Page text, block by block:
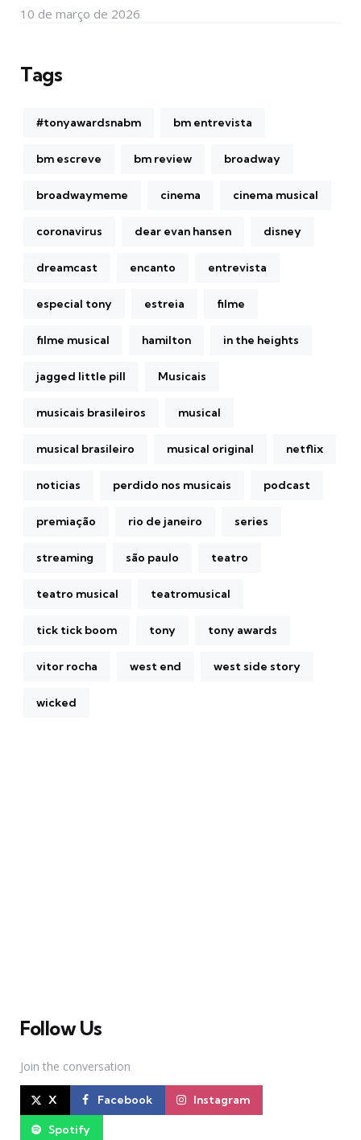
10 de março de 2026
Tags
#tonyawardsnabm bm entrevista
bm escreve bm review broadway
broadwaymeme cinema cinema musical
coronavirus dear evan hansen disney
dreamcast encanto entrevista
especial tony estreia filme
filme musical hamilton in the heights
jagged little pill Musicais
musicais brasileiros musical
musical brasileiro musical original netflix
noticias perdido nos musicais podcast
premiação rio de janeiro series
streaming são paulo teatro
teatro musical teatromusical
tick tick boom tony tony awards
vitor rocha west end west side story
wicked
Follow Us
Join the conversation
X Facebook Instagram
Spotify